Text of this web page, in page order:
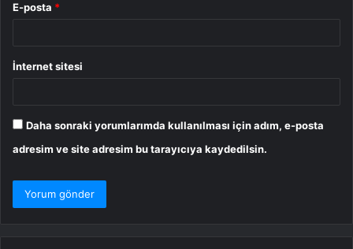
E-posta *
İnternet sitesi
Daha sonraki yorumlarımda kullanılması için adım, e-posta
adresim ve site adresim bu tarayıcıya kaydedilsin.